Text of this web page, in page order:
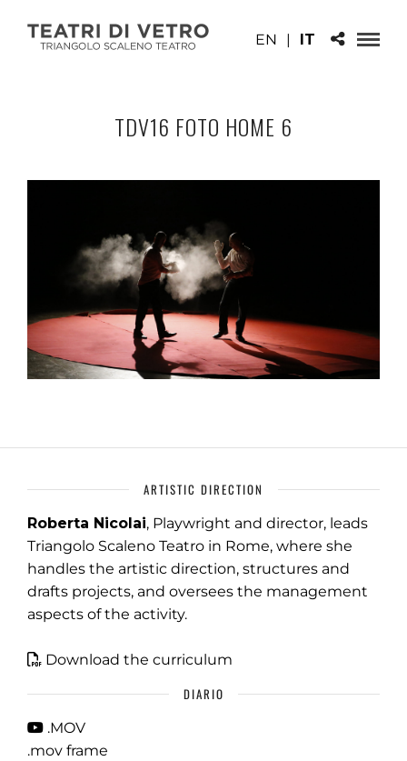
EN | IT
TDV16 FOTO HOME 6
ARTISTIC DIRECTION
Roberta Nicolai, Playwright and director, leads
Triangolo Scaleno Teatro in Rome, where she
handles the artistic direction, structures and
drafts projects, and oversees the management
aspects of the activity.
Download the curriculum
DIARIO
.MOV
.mov frame